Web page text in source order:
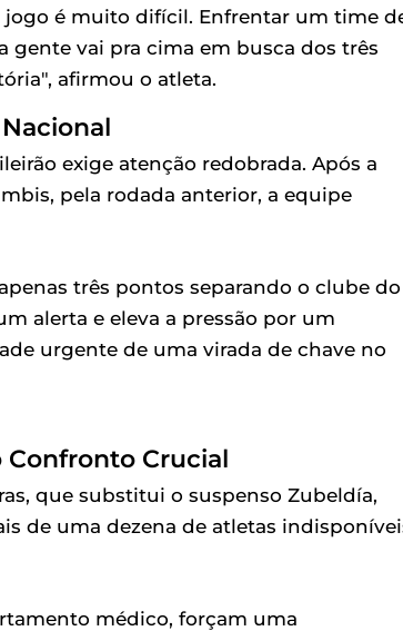
jogo é muito difícil. Enfrentar um time
gente vai pra cima em busca dos três
afirmou o atleta.
exige atenção redobrada. Após a
pela rodada anterior, a equipe
três pontos separando o clube do
alerta e eleva a pressão por um
urgente de uma virada de chave no
Confronto Crucial
que substitui o suspenso Zubeldía,
de uma dezena de atletas
médico, forçam uma